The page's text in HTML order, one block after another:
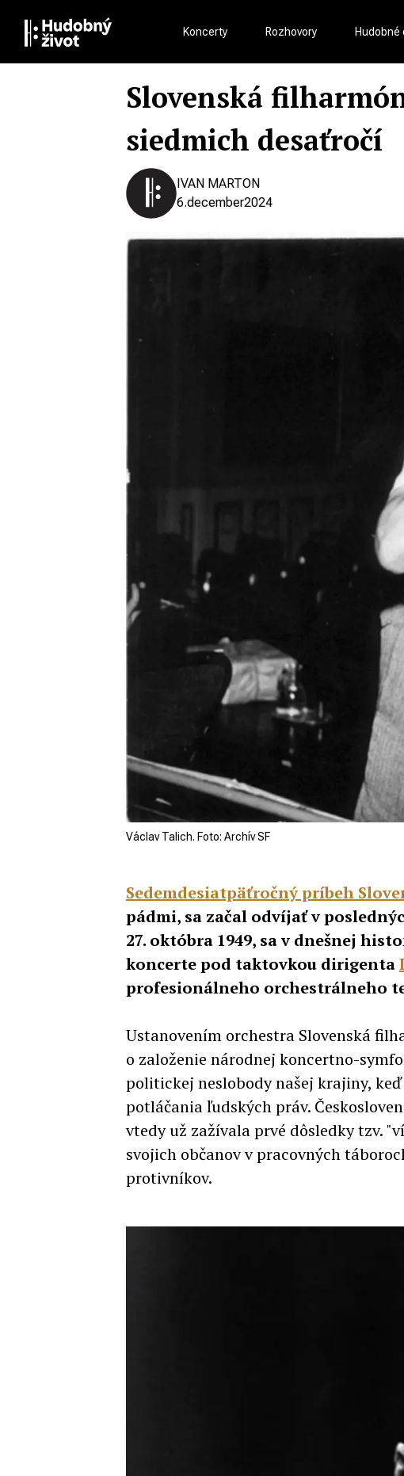
Koncerty Rozhovory Hudobné
Slovenská
siedmich desaťročí
IVAN MARTON
6.december2024
Václav Talich. Foto: Archív SF
Sedemdesiatpäťročný príbeh
pádmi, sa začal odvíjať v
27. októbra 1949, sa v dnešnej
koncerte pod taktovkou dirigenta
profesionálneho orchestrálneho
Ustanovením orchestra Slovenská
o založenie národnej koncertno-
politickej neslobody našej krajiny,
potláčania ľudských práv.
vtedy už zažívala prvé dôsledky tzv.
svojich občanov v pracovných
protivníkov.